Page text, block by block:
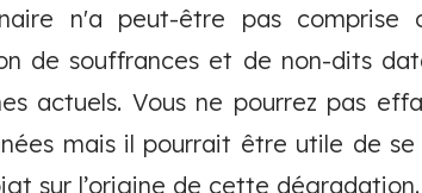
n'a peut-être pas
de souffrances et de non-dits
actuels. Vous ne pourrez pas
mais il pourrait être utile de
sur l’origine de cette dégradation.